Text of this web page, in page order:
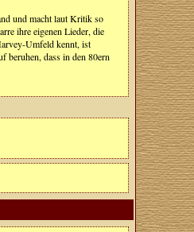
und macht laut Kritik so
ihre eigenen Lieder, die
Umfeld kennt, ist
beruhen, dass in den 80ern